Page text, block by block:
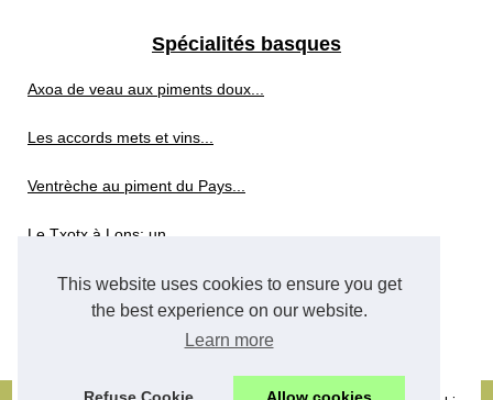
This website uses cookies to ensure you get
the best experience on our website.
Learn more
Spécialités basques
Axoa de veau aux piments doux...
Les accords mets et vins...
Ventrèche au piment du Pays...
Le Txotx à Lons: un...
Whisky sans alcool
Whisky sans alcool : les...